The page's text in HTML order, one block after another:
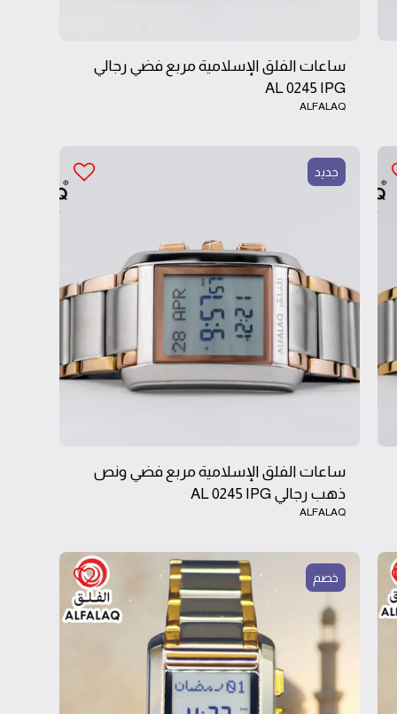
ساعات الفلق الإسلامية مربع فضي رجالي
AL 0245 IPG
ALFALAQ
جديد
ساعات الفلق الإسلامية مربع فضي ونص
ذهب رجالي AL 0245 IPG
ALFALAQ
خصم